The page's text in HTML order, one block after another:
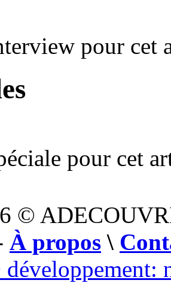
pour cet
pour cet
©
À propos \